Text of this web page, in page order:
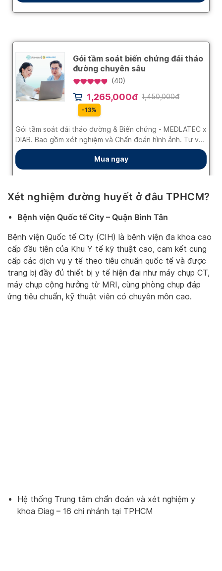
Xét nghiệm đường huyết ở đâu TPHCM?
Bệnh viện Quốc tế City – Quận Bình Tân
Bệnh viện Quốc tế City (CIH) là bệnh viện đa khoa cao
cấp đầu tiên của Khu Y tế kỹ thuật cao, cam kết cung
cấp các dịch vụ y tế theo tiêu chuẩn quốc tế và được
trang bị đầy đủ thiết bị y tế hiện đại như máy chụp CT,
máy chụp cộng hưởng từ MRI, cùng phòng chụp đáp
ứng tiêu chuẩn, kỹ thuật viên có chuyên môn cao.
Hệ thống Trung tâm chẩn đoán và xét nghiệm y
khoa Điag – 16 chi nhánh tại TPHCM